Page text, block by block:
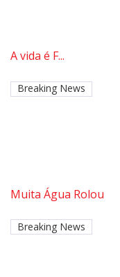
A vida é F...
Breaking News
Muita Água Rolou
Breaking News